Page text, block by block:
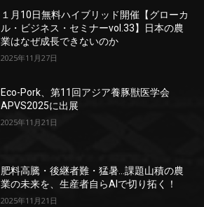
１月10日無料ハイブリッド開催【グローカ
ル・ビジネス・セミナーvol.33】日本の農
業はなぜ成長できないのか
2025年11月27日
Eco-Pork、第11回アジア養豚獣医学会
APVS2025に出展
2025年11月21日
肥料高騰・後継者難・猛暑…課題山積の農
業の未来を、生産者自らAIで切り拓く！
2025年11月21日